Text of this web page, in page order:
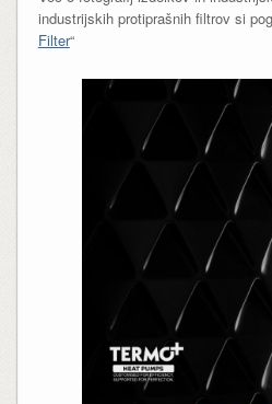
industrijskih protiprašnih filtrov si
Filter“